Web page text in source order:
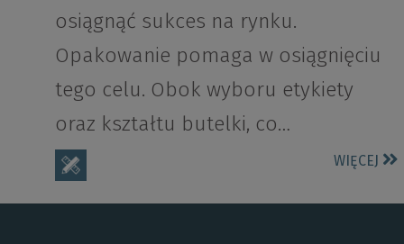
osiągnąć sukces na rynku.
Opakowanie pomaga w osiągnięciu
tego celu. Obok wyboru etykiety
oraz kształtu butelki, co…
WIĘCEJ